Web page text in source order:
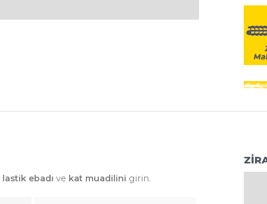
lastik ebadı ve kat muadilini girin.